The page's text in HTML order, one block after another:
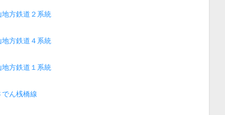
地方鉄道２系統
地方鉄道４系統
地方鉄道１系統
でん桟橋線